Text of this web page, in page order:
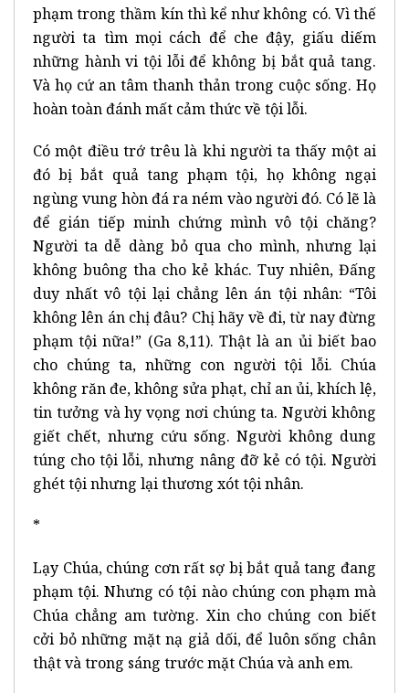
phạm trong thầm kín thì kể như không có. Vì thế
người ta tìm mọi cách để che đậy, giấu diếm
những hành vi tội lỗi để không bị bắt quả tang.
Và họ cứ an tâm thanh thản trong cuộc sống. Họ
hoàn toàn đánh mất cảm thức về tội lỗi.
Có một điều trớ trêu là khi người ta thấy một ai
đó bị bắt quả tang phạm tội, họ không ngại
ngùng vung hòn đá ra ném vào người đó. Có lẽ là
để gián tiếp minh chứng mình vô tội chăng?
Người ta dễ dàng bỏ qua cho mình, nhưng lại
không buông tha cho kẻ khác. Tuy nhiên, Đấng
duy nhất vô tội lại chẳng lên án tội nhân: “Tôi
không lên án chị đâu? Chị hãy về đi, từ nay đừng
phạm tội nữa!” (Ga 8,11). Thật là an ủi biết bao
cho chúng ta, những con người tội lỗi. Chúa
không răn đe, không sửa phạt, chỉ an ủi, khích lệ,
tin tưởng và hy vọng nơi chúng ta. Người không
giết chết, nhưng cứu sống. Người không dung
túng cho tội lỗi, nhưng nâng đỡ kẻ có tội. Người
ghét tội nhưng lại thương xót tội nhân.
*
Lạy Chúa, chúng cơn rất sợ bị bắt quả tang đang
phạm tội. Nhưng có tội nào chúng con phạm mà
Chúa chẳng am tường. Xin cho chúng con biết
cởi bỏ những mặt nạ giả dối, để luôn sống chân
thật và trong sáng trước mặt Chúa và anh em.